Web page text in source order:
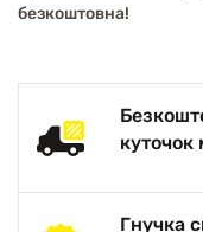
безкоштовна!
куточок
Гнучка